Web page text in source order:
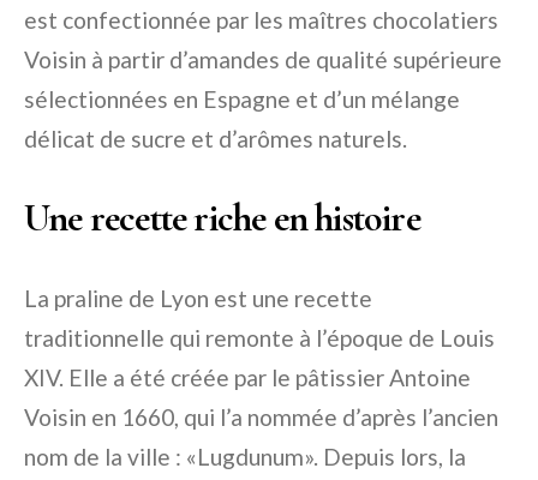
est confectionnée par les maîtres chocolatiers
Voisin à partir d’amandes de qualité supérieure
sélectionnées en Espagne et d’un mélange
délicat de sucre et d’arômes naturels.
Une recette riche en histoire
La praline de Lyon est une recette
traditionnelle qui remonte à l’époque de Louis
XIV. Elle a été créée par le pâtissier Antoine
Voisin en 1660, qui l’a nommée d’après l’ancien
nom de la ville : «Lugdunum». Depuis lors, la